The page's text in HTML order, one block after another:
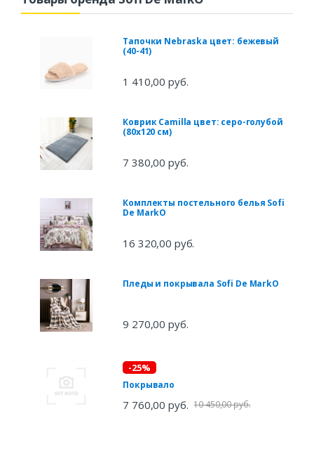
Тапочки Nebraska цвет: бежевый
(40-41)
1 410,00 руб.
Коврик Camilla цвет: серо-голубой
(80х120 см)
7 380,00 руб.
Комплекты постельного белья Sofi
De MarkO
16 320,00 руб.
Пледы и покрывала Sofi De MarkO
9 270,00 руб.
-25%
Покрывало
7 760,00 руб. 10 450,00 руб.